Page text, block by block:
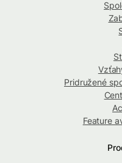
Pridružené
Feature